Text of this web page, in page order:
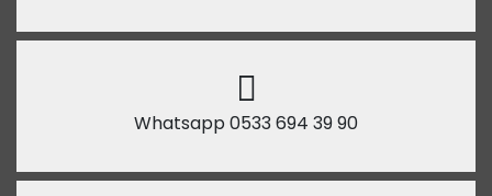
Whatsapp 0533 694 39 90